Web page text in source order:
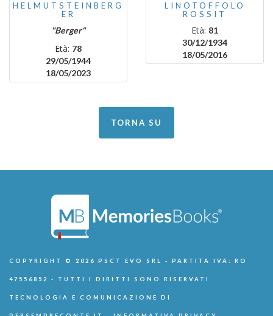
HELMUTSTEINBERG
ER
"Berger"
Età: 78
29/05/1944
18/05/2023
LINOTOFFOLO
ROSSIT
Età: 81
30/12/1934
18/05/2016
TORNA SU
COPYRIGHT © 2026 PSCT EVO SRL - PARTITA IVA: RO
47556852 - TUTTI I DIRITTI SONO RISERVATI
TECNOLOGIA E COMUNICAZIONE DI